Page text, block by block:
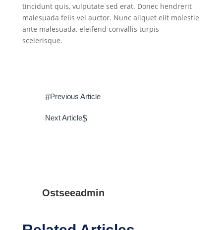
tincidunt quis, vulputate sed erat. Donec hendrerit
malesuada felis vel auctor. Nunc aliquet elit molestie
ante malesuada, eleifend convallis turpis
scelerisque.
#Previous Article
Next Article$
Ostseeadmin